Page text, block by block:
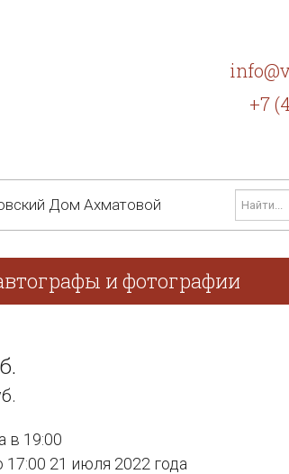
+7
Дом Ахматовой
и фотографии
в 19:00
21 июля 2022 года